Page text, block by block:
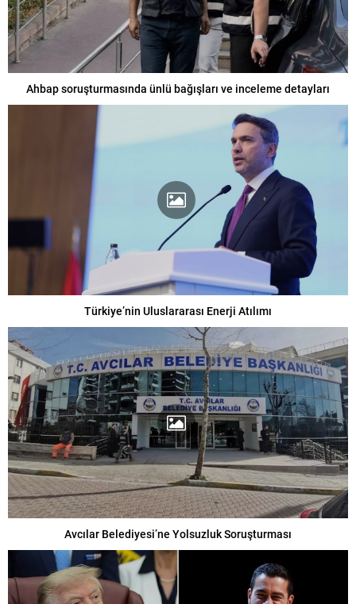
Ahbap soruşturmasında ünlü bağışları ve inceleme detayları
Türkiye’nin Uluslararası Enerji Atılımı
Avcılar Belediyesi’ne Yolsuzluk Soruşturması